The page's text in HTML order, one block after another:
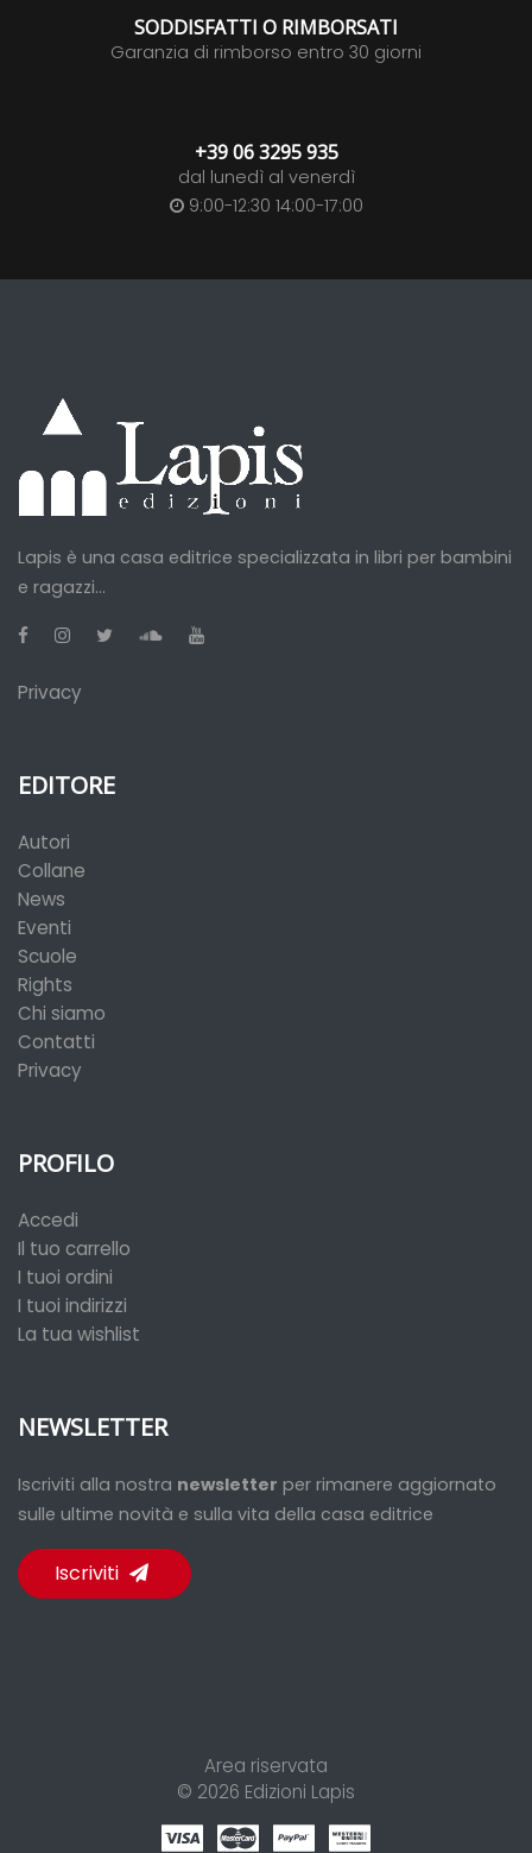
SODDISFATTI O RIMBORSATI
Garanzia di rimborso entro 30 giorni
+39 06 3295 935
dal lunedì al venerdì
9:00-12:30 14:00-17:00
Lapis è una casa editrice specializzata in libri per bambini
e ragazzi...
Privacy
EDITORE
Autori
Collane
News
Eventi
Scuole
Rights
Chi siamo
Contatti
Privacy
PROFILO
Accedi
Il tuo carrello
I tuoi ordini
I tuoi indirizzi
La tua wishlist
NEWSLETTER
Iscriviti alla nostra newsletter per rimanere aggiornato
sulle ultime novità e sulla vita della casa editrice
Iscriviti
Area riservata
© 2026 Edizioni Lapis